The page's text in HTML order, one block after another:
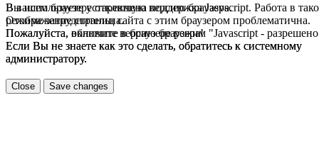
В вашем браузере отключена поддержка Jasvscript. Работа в
режиме затруднительна.
Пожалуйста, включите в браузере режим "Javascript -
Если Вы не знаете как это сделать, обратитесь к системному
администратору.
Вы используете устаревшую версию браузера.
Отображение страниц сайта с этим браузером проблематична.
Пожалуйста, обновите версию браузера!
Если Вы не знаете как это сделать, обратитесь к системному
администратору.
Close Save changes